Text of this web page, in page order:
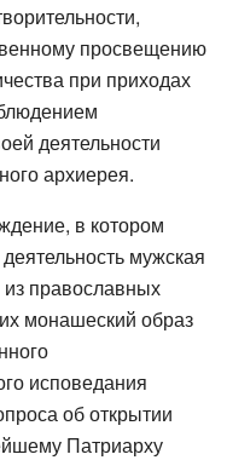
просвещению
при приходах
деятельности
архиерея.
в котором
мужская
православных
монашеский образ
исповедания
об открытии
Патриарху